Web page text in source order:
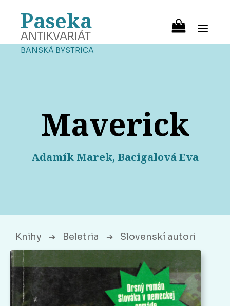
Paseka
ANTIKVARIÁT
BANSKÁ BYSTRICA
Maverick
Adamík Marek, Bacigalová Eva
Knihy ➔ Beletria ➔ Slovenskí autori